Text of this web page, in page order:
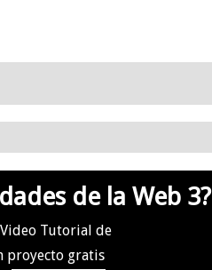
de la Web 3?
Tutorial de
proyecto gratis